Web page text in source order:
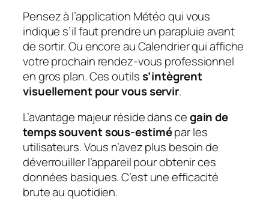
Pensez à l’application Météo qui vous
indique s’il faut prendre un parapluie avant
de sortir. Ou encore au Calendrier qui affiche
votre prochain rendez-vous professionnel
en gros plan. Ces outilss’intègrent
visuellement pour vous servir.
L’avantage majeur réside dans cegain de
temps souvent sous-estimépar les
utilisateurs. Vous n’avez plus besoin de
déverrouiller l’appareil pour obtenir ces
données basiques. C’est une efficacité
brute au quotidien.